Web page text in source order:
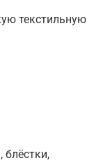
текстильную
блёстки,